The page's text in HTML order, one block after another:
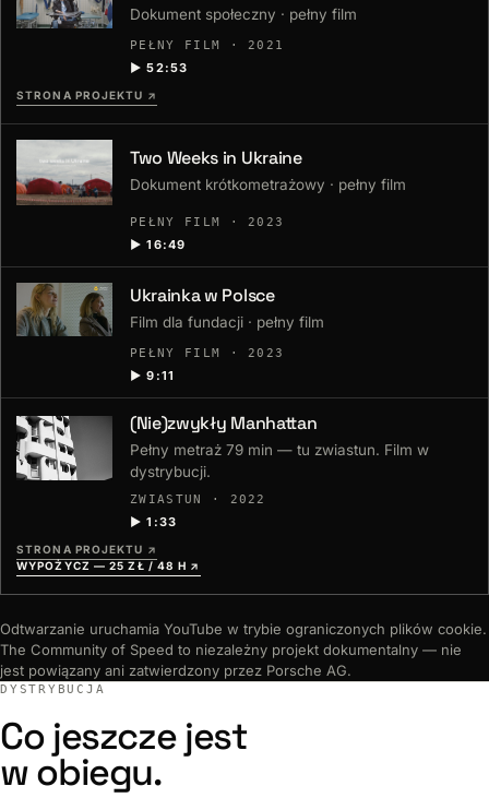
Dokument społeczny · pełny film
PEŁNY FILM · 2021
▶ 52:53
STRONA PROJEKTU ↗
Two Weeks in Ukraine
Dokument krótkometrażowy · pełny film
PEŁNY FILM · 2023
▶ 16:49
Ukrainka w Polsce
Film dla fundacji · pełny film
PEŁNY FILM · 2023
▶ 9:11
(Nie)zwykły Manhattan
Pełny metraż 79 min — tu zwiastun. Film w
dystrybucji.
ZWIASTUN · 2022
▶ 1:33
STRONA PROJEKTU ↗
WYPOŻYCZ — 25 ZŁ / 48 H ↗
Odtwarzanie uruchamia YouTube w trybie ograniczonych plików cookie.
The Community of Speed to niezależny projekt dokumentalny — nie
jest powiązany ani zatwierdzony przez Porsche AG.
DYSTRYBUCJA
Co jeszcze jest
w obiegu.